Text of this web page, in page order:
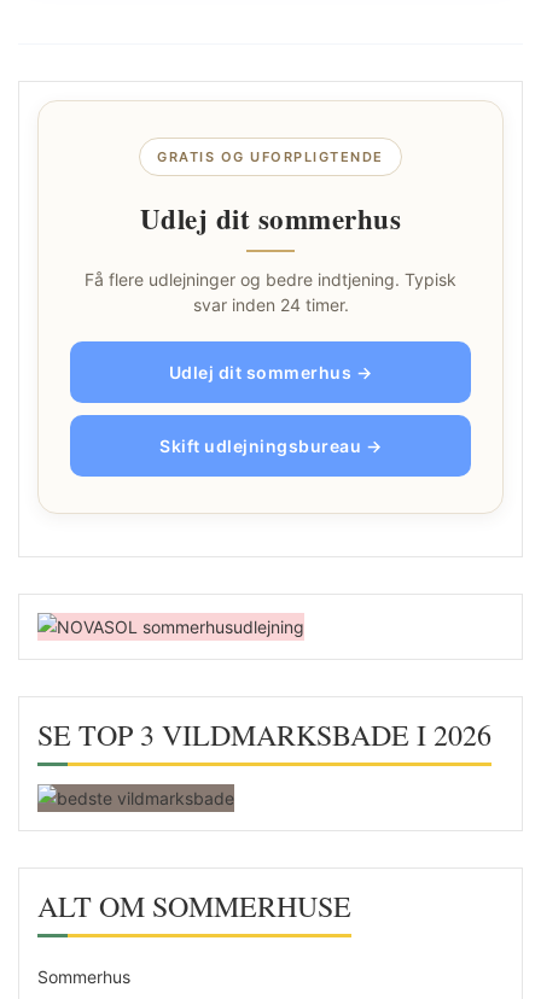
GRATIS OG UFORPLIGTENDE
Udlej dit sommerhus
Få flere udlejninger og bedre indtjening. Typisk
svar inden 24 timer.
Udlej dit sommerhus →
Skift udlejningsbureau →
SE TOP 3 VILDMARKSBADE I 2026
ALT OM SOMMERHUSE
Sommerhus